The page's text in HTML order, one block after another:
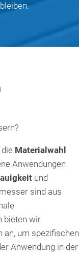
Materialwahl
Anwendungen
und
sind aus
bieten wir
an, um spezifischen
Anwendung in der